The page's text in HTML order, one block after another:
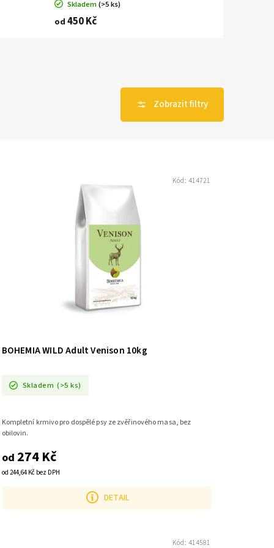
Skladem(>5 ks)
od 450 Kč
BOHEMIA WILD Adult Venison 10kg
Skladem (>5 ks)
od 244,64 Kč bez DPH
od 274 Kč
DETAIL
Kompletní krmivo pro dospělé psy ze zvěřinového masa, bez
obilovin.
Kód: 414721
Kód: 414581